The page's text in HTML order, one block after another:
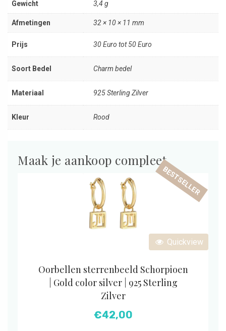
Gewicht 3,4 g
Afmetingen 32 × 10 × 11 mm
Prijs 30 Euro tot 50 Euro
Soort Bedel Charm bedel
Materiaal 925 Sterling Zilver
Kleur Rood
Maak je aankoop compleet
Quickview
BESTSELLER
Oorbellen sterrenbeeld Schorpioen
| Gold color silver | 925 Sterling
Zilver
€42,00